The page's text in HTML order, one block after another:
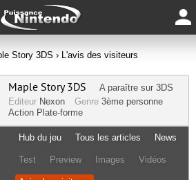
Story 3DS › L'avis des visiteurs
Maple Story 3DS A paraître sur 3DS
Editeur Nexon Genre 3ème personne
Action Plate-forme
Hub du jeu Tous les articles News
Test Preview Images Vidéos